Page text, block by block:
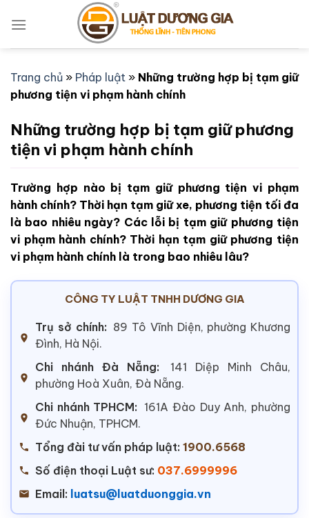
qua
Trang chủ » Pháp luật » Những trường hợp bị tạm giữ
phương tiện vi phạm hành chính
Những trường hợp bị tạm giữ phương
tiện vi phạm hành chính
Trường hợp nào bị tạm giữ phương tiện vi phạm
hành chính? Thời hạn tạm giữ xe, phương tiện tối đa
là bao nhiêu ngày? Các lỗi bị tạm giữ phương tiện
vi phạm hành chính? Thời hạn tạm giữ phương tiện
vi phạm hành chính là trong bao nhiêu lâu?
CÔNG TY LUẬT TNHH DƯƠNG GIA
Trụ sở chính: 89 Tô Vĩnh Diện, phường Khương
Đình, Hà Nội.
Chi nhánh Đà Nẵng:
141 Diệp Minh Châu,
phường Hoà Xuân, Đà Nẵng.
Chi nhánh TPHCM: 161A Đào Duy Anh, phường
Đức Nhuận, TPHCM.
Tổng đài tư vấn pháp luật: 1900.6568
Số điện thoại Luật sư: 037.6999996
Email: luatsu@luatduonggia.vn